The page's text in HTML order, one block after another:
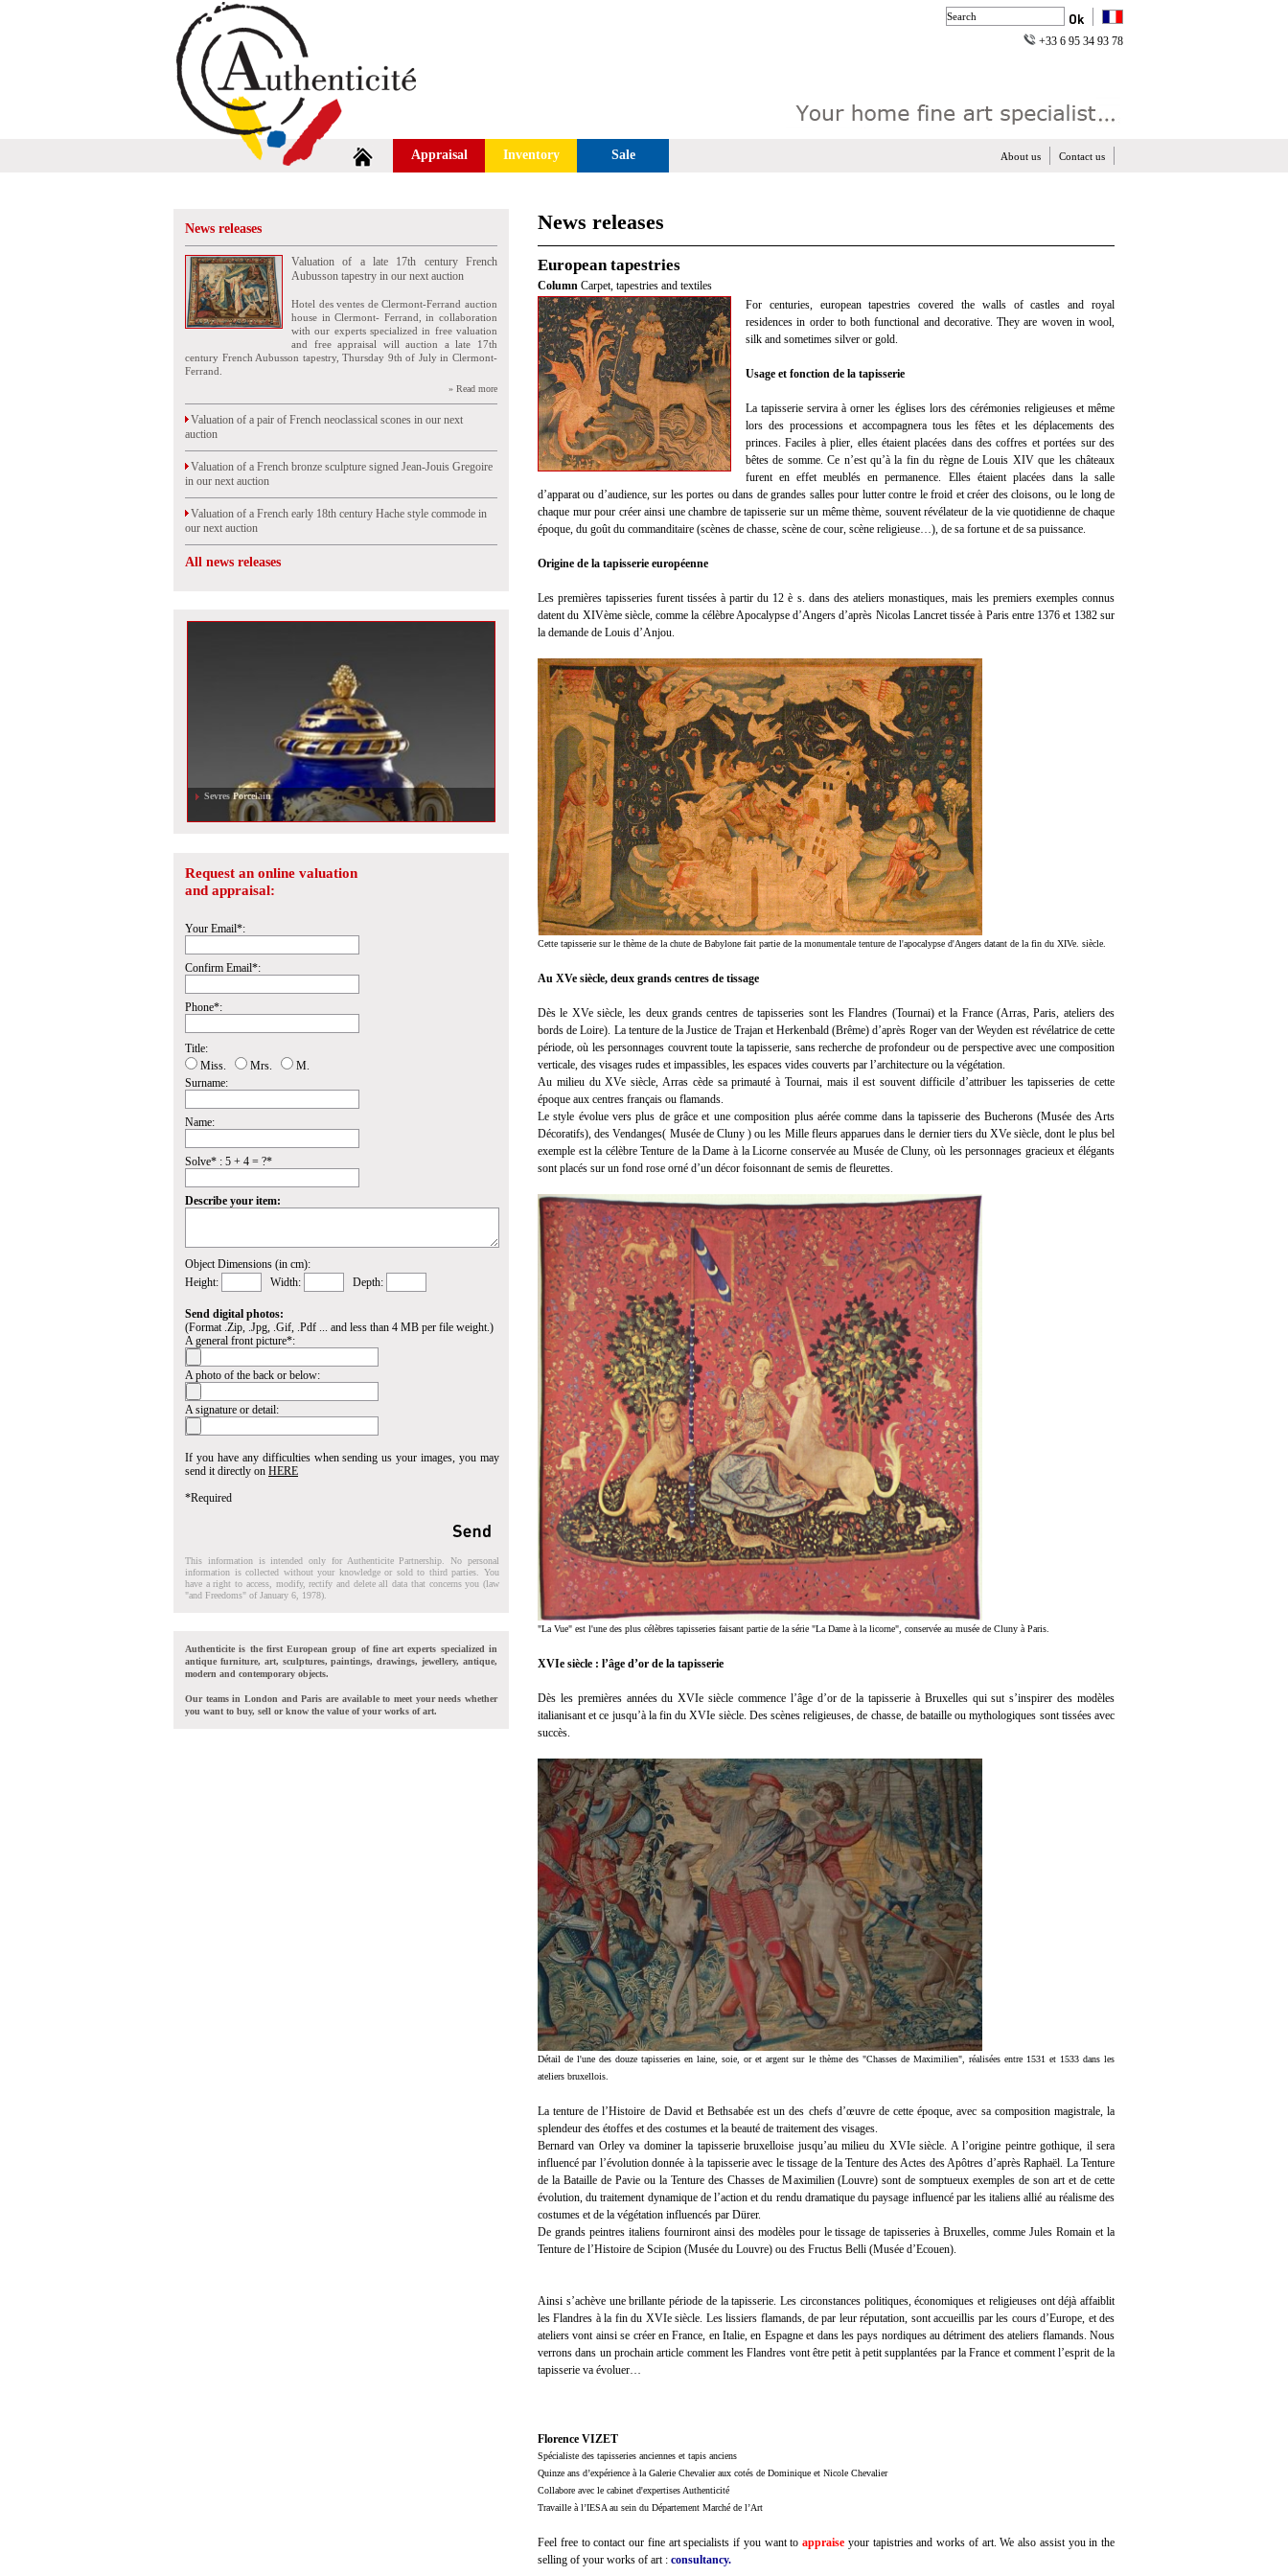
+33 6 95 34 93 78
Appraisal Inventory Sale Contact us
About us
News releases
Valuation of a late 17th century French
Aubusson tapestry in our next auction
Hotel des ventes de Clermont-Ferrand auction
house in Clermont- Ferrand, in collaboration
with our experts specialized in free valuation
and free appraisal will auction a late 17th
century French Aubusson tapestry, Thursday 9th of July in Clermont-
Ferrand.
» Read more
Valuation of a pair of French neoclassical scones in our next
auction
Valuation of a French bronze sculpture signed Jean-Jouis Gregoire
in our next auction
Valuation of a French early 18th century Hache style commode in
our next auction
All news releases
Valuation of a drawing by Cesar, sold
Request an online valuation
and appraisal:
Your Email*:
Confirm Email*:
Phone*:
Title:
Miss.
Mrs.
M.
Surname:
Name:
Solve* : 5 + 4 = ?*
Describe your item:
Object Dimensions (in cm):
Height:
Width: Depth:
Send digital photos:
(Format .Zip, .Jpg, .Gif, .Pdf ... and less than 4 MB per file weight.)
A general front picture*:
A photo of the back or below:
A signature or detail:
If you have any difficulties when sending us your images, you may
send it directly on HERE
*Required
This information is intended only for Authenticite Partnership. No personal
information is collected without your knowledge or sold to third parties. You
have a right to access, modify, rectify and delete all data that concerns you (law
"and Freedoms" of January 6, 1978).
Authenticite is the first European group of fine art experts specialized in
antique furniture, art, sculptures, paintings, drawings, jewellery, antique,
modern and contemporary objects.
Our teams in London and Paris are available to meet your needs whether
you want to buy, sell or know the value of your works of art.
News releases
European tapestries
Column Carpet, tapestries and textiles
For centuries, european tapestries covered the walls of castles and royal
residences in order to both functional and decorative. They are woven in wool,
silk and sometimes silver or gold.
Usage et fonction de la tapisserie
La tapisserie servira à orner les églises lors des cérémonies religieuses et même
lors des processions et accompagnera tous les fêtes et les déplacements des
princes. Faciles à plier, elles étaient placées dans des coffres et portées sur des
bêtes de somme. Ce n’est qu’à la fin du règne de Louis XIV que les châteaux
furent en effet meublés en permanence. Elles étaient placées dans la salle
d’apparat ou d’audience, sur les portes ou dans de grandes salles pour lutter contre le froid et créer des cloisons, ou le long de
chaque mur pour créer ainsi une chambre de tapisserie sur un même thème, souvent révélateur de la vie quotidienne de chaque
époque, du goût du commanditaire (scènes de chasse, scène de cour, scène religieuse…), de sa fortune et de sa puissance.
Origine de la tapisserie européenne
Les premières tapisseries furent tissées à partir du 12 è s. dans des ateliers monastiques, mais les premiers exemples connus
datent du XIVème siècle, comme la célèbre Apocalypse d’Angers d’après Nicolas Lancret tissée à Paris entre 1376 et 1382 sur
la demande de Louis d’Anjou.
Cette tapisserie sur le thème de la chute de Babylone fait partie de la monumentale tenture de l'apocalypse d'Angers datant de la fin du XIVe. siècle.
Au XVe siècle, deux grands centres de tissage
Dès le XVe siècle, les deux grands centres de tapisseries sont les Flandres (Tournai) et la France (Arras, Paris, ateliers des
bords de Loire). La tenture de la Justice de Trajan et Herkenbald (Brême) d’après Roger van der Weyden est révélatrice de cette
période, où les personnages couvrent toute la tapisserie, sans recherche de profondeur ou de perspective avec une composition
verticale, des visages rudes et impassibles, les espaces vides couverts par l’architecture ou la végétation.
Au milieu du XVe siècle, Arras cède sa primauté à Tournai, mais il est souvent difficile d’attribuer les tapisseries de cette
époque aux centres français ou flamands.
Le style évolue vers plus de grâce et une composition plus aérée comme dans la tapisserie des Bucherons (Musée des Arts
Décoratifs), des Vendanges( Musée de Cluny ) ou les Mille fleurs apparues dans le dernier tiers du XVe siècle, dont le plus bel
exemple est la célèbre Tenture de la Dame à la Licorne conservée au Musée de Cluny, où les personnages gracieux et élégants
sont placés sur un fond rose orné d’un décor foisonnant de semis de fleurettes.
"La Vue" est l'une des plus célèbres tapisseries faisant partie de la série "La Dame à la licorne", conservée au musée de Cluny à Paris.
XVIe siècle : l’âge d’or de la tapisserie
Dès les premières années du XVIe siècle commence l’âge d’or de la tapisserie à Bruxelles qui sut s’inspirer des modèles
italianisant et ce jusqu’à la fin du XVIe siècle. Des scènes religieuses, de chasse, de bataille ou mythologiques sont tissées avec
succès.
Détail de l'une des douze tapisseries en laine, soie, or et argent sur le thème des "Chasses de Maximilien", réalisées entre 1531 et 1533 dans les
ateliers bruxellois.
La tenture de l’Histoire de David et Bethsabée est un des chefs d’œuvre de cette époque, avec sa composition magistrale, la
splendeur des étoffes et des costumes et la beauté de traitement des visages.
Bernard van Orley va dominer la tapisserie bruxelloise jusqu’au milieu du XVIe siècle. A l’origine peintre gothique, il sera
influencé par l’évolution donnée à la tapisserie avec le tissage de la Tenture des Actes des Apôtres d’après Raphaël. La Tenture
de la Bataille de Pavie ou la Tenture des Chasses de Maximilien (Louvre) sont de somptueux exemples de son art et de cette
évolution, du traitement dynamique de l’action et du rendu dramatique du paysage influencé par les italiens allié au réalisme des
costumes et de la végétation influencés par Dürer.
De grands peintres italiens fourniront ainsi des modèles pour le tissage de tapisseries à Bruxelles, comme Jules Romain et la
Tenture de l’Histoire de Scipion (Musée du Louvre) ou des Fructus Belli (Musée d’Ecouen).
Ainsi s’achève une brillante période de la tapisserie. Les circonstances politiques, économiques et religieuses ont déjà affaiblit
les Flandres à la fin du XVIe siècle. Les lissiers flamands, de par leur réputation, sont accueillis par les cours d’Europe, et des
ateliers vont ainsi se créer en France, en Italie, en Espagne et dans les pays nordiques au détriment des ateliers flamands. Nous
verrons dans un prochain article comment les Flandres vont être petit à petit supplantées par la France et comment l’esprit de la
tapisserie va évoluer…
Florence VIZET
Spécialiste des tapisseries anciennes et tapis anciens
Quinze ans d’expérience à la Galerie Chevalier aux cotés de Dominique et Nicole Chevalier
Collabore avec le cabinet d'expertises Authenticité
Travaille à l’IESA au sein du Département Marché de l’Art
Feel free to contact our fine art specialists if you want to appraise your tapistries and works of art. We also assist you in the
selling of your works of art : consultancy.